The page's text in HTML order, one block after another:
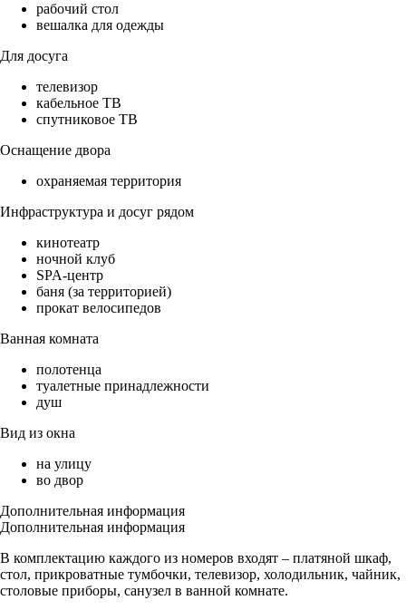
рабочий стол
вешалка для одежды
Для досуга
телевизор
кабельное ТВ
спутниковое ТВ
Оснащение двора
охраняемая территория
Инфраструктура и досуг рядом
кинотеатр
ночной клуб
SPA-центр
баня (за территорией)
прокат велосипедов
Ванная комната
полотенца
туалетные принадлежности
душ
Вид из окна
на улицу
во двор
Дополнительная информация
Дополнительная информация
В комплектацию каждого из номеров входят – платяной шкаф,
стол, прикроватные тумбочки, телевизор, холодильник, чайник,
столовые приборы, санузел в ванной комнате.